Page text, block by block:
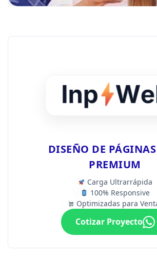
DISEÑO DE
PREMIUM
Carga Ultrarrápida
100% Responsive
Optimizadas para
Cotizar Proyecto